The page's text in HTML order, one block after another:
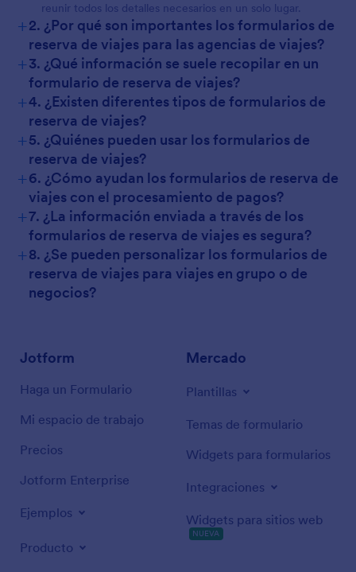
reunir todos los detalles necesarios en un solo lugar.
+2. ¿Por qué son importantes los formularios de
reserva de viajes para las agencias de viajes?
+3. ¿Qué información se suele recopilar en un
formulario de reserva de viajes?
+4. ¿Existen diferentes tipos de formularios de
reserva de viajes?
+5. ¿Quiénes pueden usar los formularios de
reserva de viajes?
+6. ¿Cómo ayudan los formularios de reserva de
viajes con el procesamiento de pagos?
+7. ¿La información enviada a través de los
formularios de reserva de viajes es segura?
+8. ¿Se pueden personalizar los formularios de
reserva de viajes para viajes en grupo o de
negocios?
Jotform
Haga un Formulario
Mi espacio de trabajo
Precios
Jotform Enterprise
Ejemplos
Producto
Mercado
Plantillas
Temas de formulario
Widgets para formularios
Integraciones
Widgets para sitios web
NUEVA